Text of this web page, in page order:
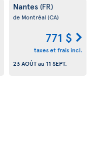
Nantes (FR)
de Montréal (CA)
771 $
taxes et frais incl.
23 AOÛTau 11 SEPT.